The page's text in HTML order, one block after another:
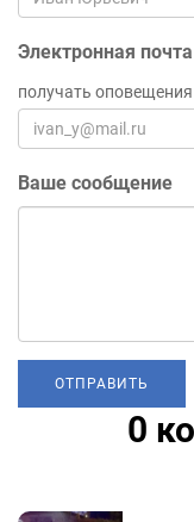
Электронная
получать
Ваше сообщение
0